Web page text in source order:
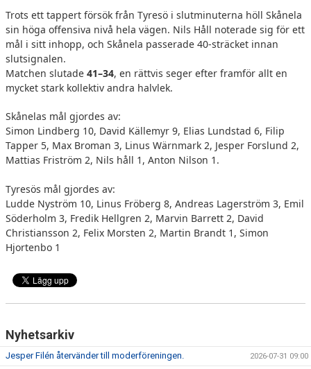
Trots ett tappert försök från Tyresö i slutminuterna höll Skånela
sin höga offensiva nivå hela vägen. Nils Håll noterade sig för ett
mål i sitt inhopp, och Skånela passerade 40-sträcket innan
slutsignalen.
Matchen slutade 41–34, en rättvis seger efter framför allt en
mycket stark kollektiv andra halvlek.
Skånelas mål gjordes av:
Simon Lindberg 10, David Källemyr 9, Elias Lundstad 6, Filip
Tapper 5, Max Broman 3, Linus Wärnmark 2, Jesper Forslund 2,
Mattias Friström 2, Nils håll 1, Anton Nilson 1.
Tyresös mål gjordes av:
Ludde Nyström 10, Linus Fröberg 8, Andreas Lagerström 3, Emil
Söderholm 3, Fredik Hellgren 2, Marvin Barrett 2, David
Christiansson 2, Felix Morsten 2, Martin Brandt 1, Simon
Hjortenbo 1
Nyhetsarkiv
Jesper Filén återvänder till moderföreningen. 2026-07-31 09:00